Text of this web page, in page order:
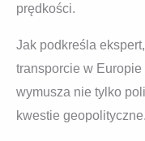
prędkości.
Jak podkreśla
transporcie w
wymusza nie tylko
kwestie geopolityczne.